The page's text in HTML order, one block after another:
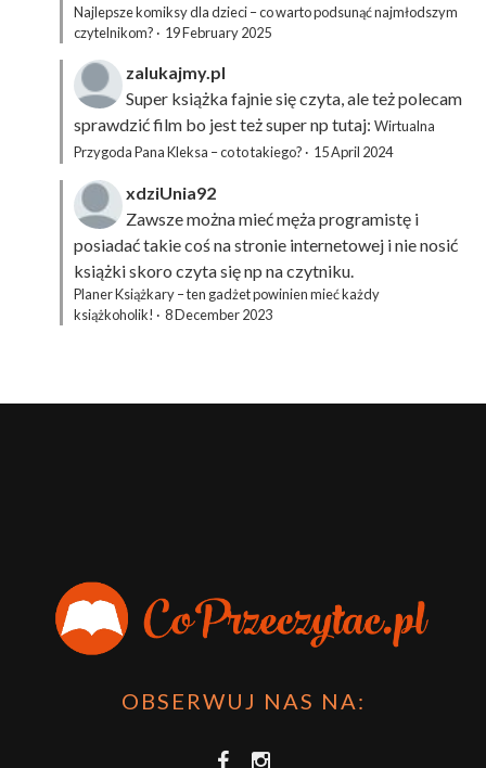
Najlepsze komiksy dla dzieci – co warto podsunąć najmłodszym
czytelnikom? · 19 February 2025
zalukajmy.pl
Super książka fajnie się czyta, ale też polecam
sprawdzić film bo jest też super np tutaj: Wirtualna
Przygoda Pana Kleksa – co to takiego? · 15 April 2024
xdziUnia92
Zawsze można mieć męża programistę i
posiadać takie coś na stronie internetowej i nie nosić
książki skoro czyta się np na czytniku.
Planer Książkary – ten gadżet powinien mieć każdy
książkoholik! · 8 December 2023
OBSERWUJ NAS NA: